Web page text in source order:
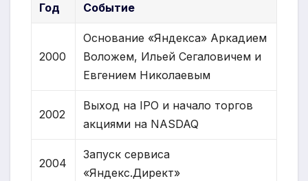
Год Событие
2000
Основание «Яндекса» Аркадием
Воложем, Ильей Сегаловичем и
Евгением Николаевым
2002
Выход на IPO и начало торгов
акциями на NASDAQ
2004
Запуск сервиса
«Яндекс.Директ»